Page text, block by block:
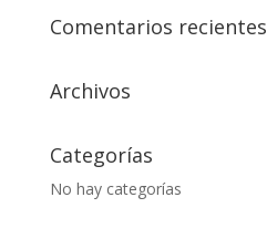
Comentarios recientes
Archivos
Categorías
No hay categorías